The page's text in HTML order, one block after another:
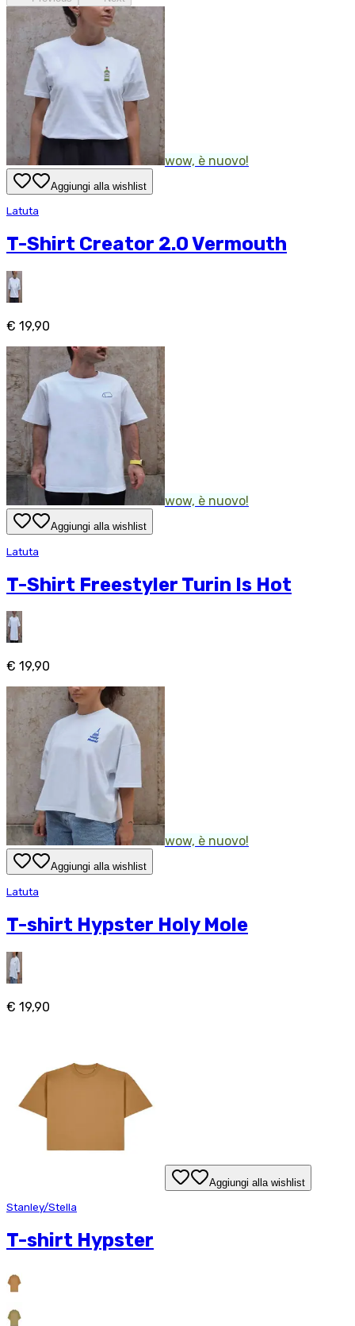
wow, è nuovo!
Aggiungi alla wishlist
Latuta
T-Shirt Creator 2.0 Vermouth
€ 19,90
wow, è nuovo!
Aggiungi alla wishlist
Latuta
T-Shirt Freestyler Turin Is Hot
€ 19,90
wow, è nuovo!
Aggiungi alla wishlist
Latuta
T-shirt Hypster Holy Mole
€ 19,90
Aggiungi alla wishlist
Stanley/Stella
T-shirt Hypster